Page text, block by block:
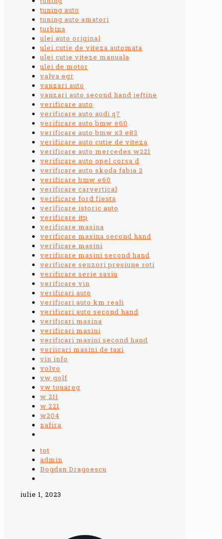
tuning auto
tuning auto amatori
turbina
ulei auto original
ulei cutie de viteza automata
ulei cutie viteze manuala
ulei de motor
valva egr
vanzari auto
vanzari auto second hand ieftine
verificare auto
verificare auto audi q7
verificare auto bmw e60
verificare auto bmw x3 e83
verificare auto cutie de viteza
verificare auto mercedes w221
verificare auto opel corsa d
verificare auto skoda fabia 2
verificare bmw e60
verificare carvertical
verificare ford fiesta
verificare istoric auto
verificare itp
verificare masina
verificare masina second hand
verificare masini
verificare masini second hand
verificare senzori presiune roti
verificare serie sasiu
verificare vin
verificari auto
verificari auto km reali
verificari auto second hand
verificari masina
verificari masini
verificari masini second hand
veriicari masini de taxi
vin info
volvo
vw golf
vw touareg
w 211
w 221
w204
zafira
tot
admin
Bogdan Dragoescu
iulie 1, 2023